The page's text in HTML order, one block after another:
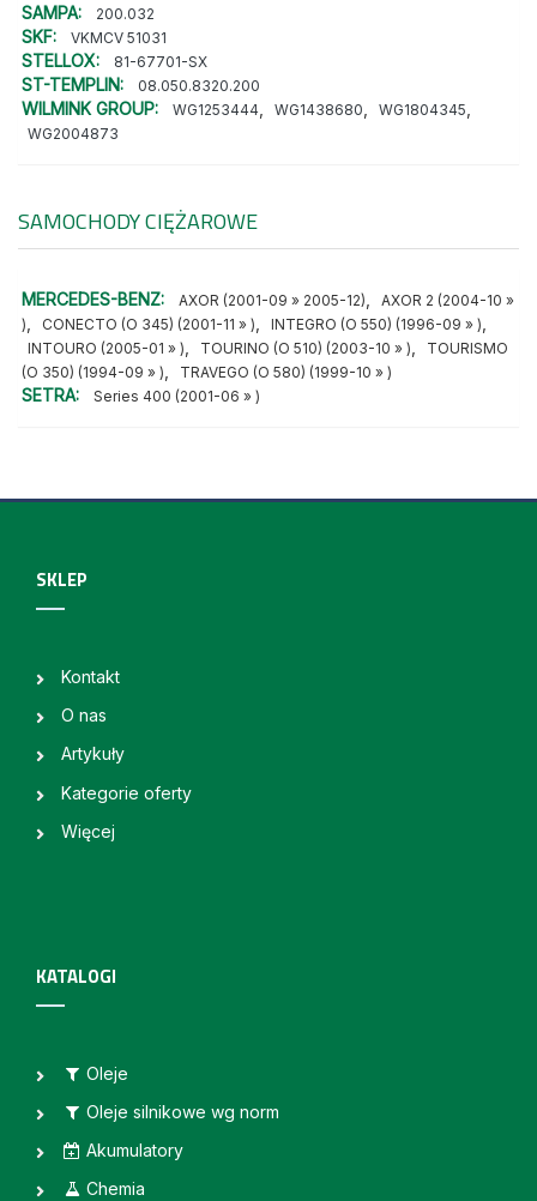
SAMPA: 200.032
SKF: VKMCV 51031
STELLOX: 81-67701-SX
ST-TEMPLIN: 08.050.8320.200
WILMINK GROUP: WG1253444 WG1438680 WG1804345
WG2004873
SAMOCHODY CIĘŻAROWE
MERCEDES-BENZ: AXOR (2001-09 » 2005-12)
AXOR 2 (2004-10 »
)
CONECTO (O 345) (2001-11 » ) INTEGRO (O 550) (1996-09 » )
INTOURO (2005-01 » ) TOURINO (O 510) (2003-10 » )
TOURISMO
(O 350) (1994-09 » )
TRAVEGO (O 580) (1999-10 » )
SETRA: Series 400 (2001-06 » )
SKLEP
Kontakt
O nas
Artykuły
Kategorie oferty
Więcej
KATALOGI
Oleje
Oleje silnikowe wg norm
Akumulatory
Chemia